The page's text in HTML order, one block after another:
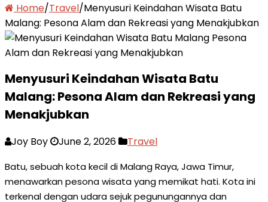
Home/Travel/Menyusuri Keindahan Wisata Batu
Malang: Pesona Alam dan Rekreasi yang Menakjubkan
Menyusuri Keindahan Wisata Batu
Malang: Pesona Alam dan Rekreasi yang
Menakjubkan
Joy Boy June 2, 2026 Travel
Batu, sebuah kota kecil di Malang Raya, Jawa Timur,
menawarkan pesona wisata yang memikat hati. Kota ini
terkenal dengan udara sejuk pegunungannya dan